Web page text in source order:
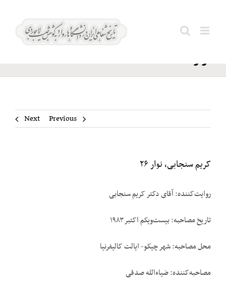
سنجابی،
نوار ۲۶
Previous
Next
کریم سنجابی، نوار ۲۶
روایت‌‌کننده: آقای دکتر کریم سنجابی
تاریخ مصاحبه: بیست‌‌ویکم اکتبر ۱۹۸۳
محل مصاحبه: شهر چیکو- ایالت کالیفرنیا
مصاحبه‌‌کننده: ضیاءالله صدقی